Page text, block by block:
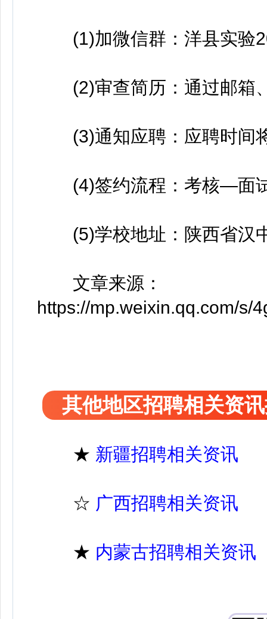
(1)加微信群：洋县实验
(2)审查简历：通过邮箱
(3)通知应聘：应聘时间
(4)签约流程：考核—面
(5)学校地址：陕西省汉
文章来源：
https://mp.weixin.qq.com/s/
其他地区招聘相关资
★ 新疆招聘相关资讯
☆ 广西招聘相关资讯
★ 内蒙古招聘相关资讯